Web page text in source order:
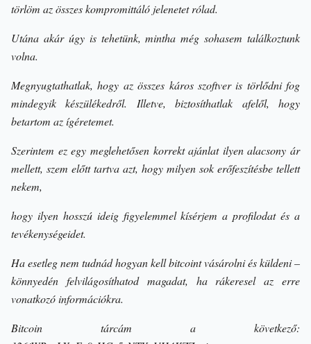
törlöm az összes kompromittáló jelenetet rólad.
Utána akár úgy is tehetünk, mintha még sohasem találkoztunk
volna.
Megnyugtathatlak, hogy az összes káros szoftver is törlődni fog
mindegyik készülékedről. Illetve, biztosíthatlak afelől, hogy
betartom az ígéretemet.
Szerintem ez egy meglehetősen korrekt ajánlat ilyen alacsony ár
mellett, szem előtt tartva azt, hogy milyen sok erőfeszítésbe tellett
nekem,
hogy ilyen hosszú ideig figyelemmel kísérjem a profilodat és a
tevékenységeidet.
Ha esetleg nem tudnád hogyan kell bitcoint vásárolni és küldeni –
könnyedén felvilágosíthatod magadat, ha rákeresel az erre
vonatkozó információkra.
Bitcoin tárcám a következő: